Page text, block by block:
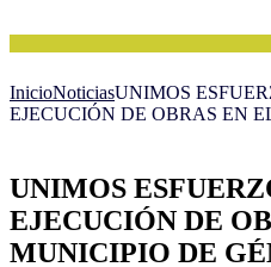
InicioNoticiasUNIMOS
EJECUCIÓN DE OBRAS EN
UNIMOS
EJECUCIÓN DE
MUNICIPIO DE